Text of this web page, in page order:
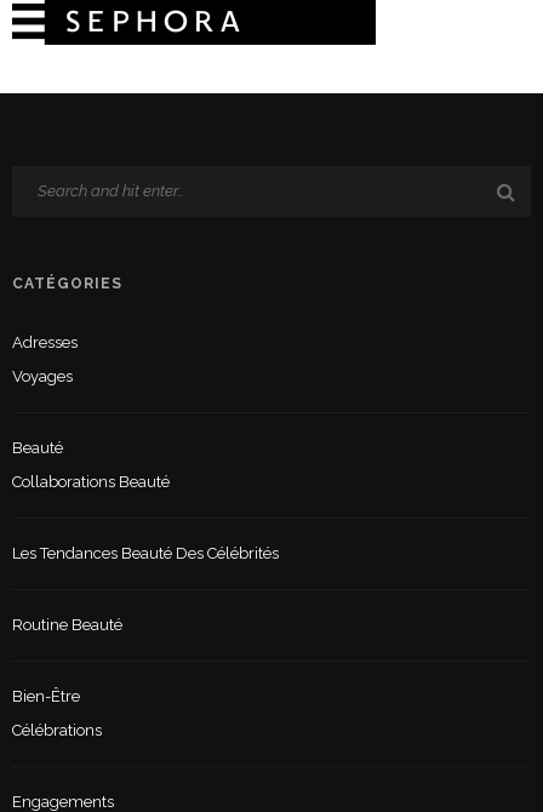
CATÉGORIES
Adresses
Voyages
Beauté
Collaborations Beauté
Les Tendances Beauté Des Célébrités
Routine Beauté
Bien-Être
Célébrations
Engagements